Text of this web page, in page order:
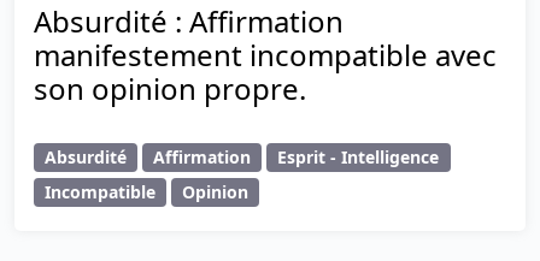
Absurdité : Affirmation
manifestement incompatible avec
son opinion propre.
Absurdité Affirmation
Esprit - Intelligence
Incompatible
Opinion